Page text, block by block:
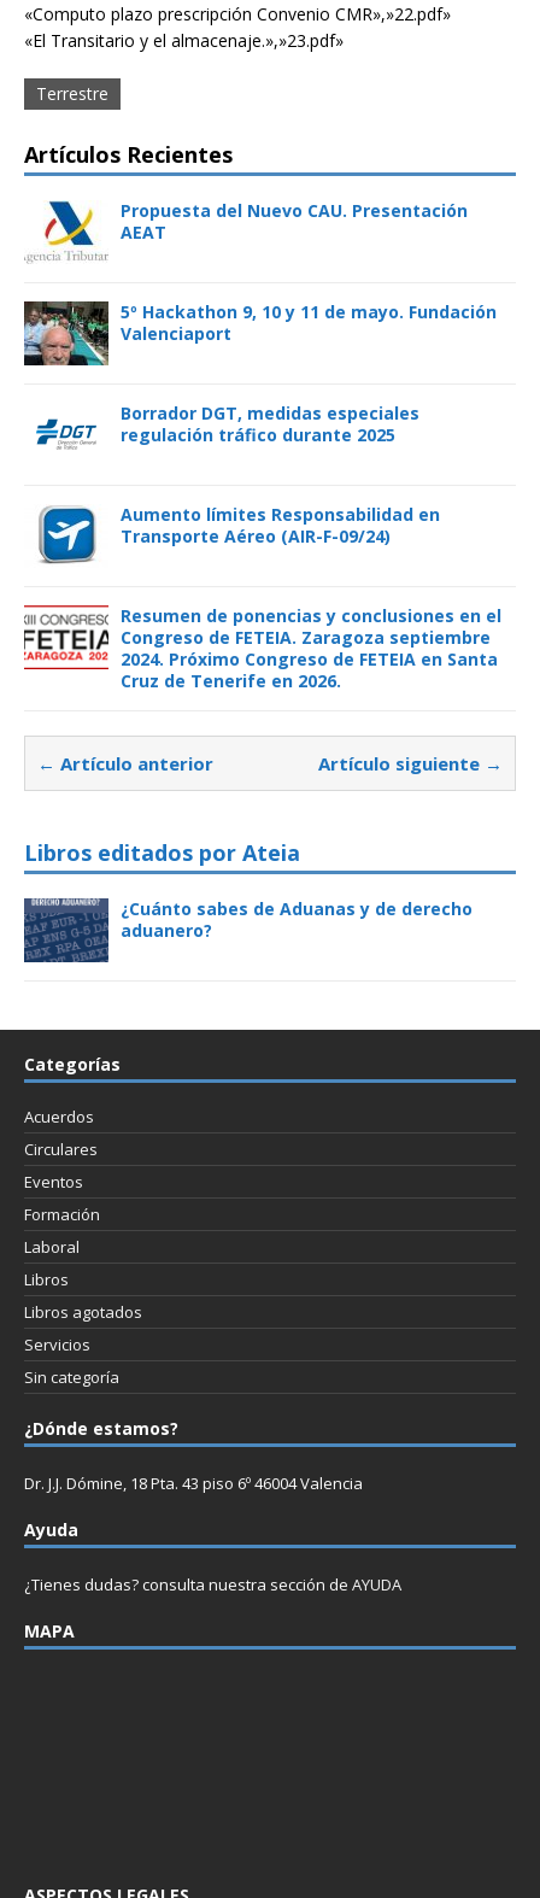
«Computo plazo prescripción Convenio CMR»,»22.pdf»
«El Transitario y el almacenaje.»,»23.pdf»
Terrestre
Artículos Recientes
Propuesta del Nuevo CAU. Presentación
AEAT
5º Hackathon 9, 10 y 11 de mayo. Fundación
Valenciaport
Borrador DGT, medidas especiales
regulación tráfico durante 2025
Aumento límites Responsabilidad en
Transporte Aéreo (AIR-F-09/24)
Resumen de ponencias y conclusiones en el
Congreso de FETEIA. Zaragoza septiembre
2024. Próximo Congreso de FETEIA en Santa
Cruz de Tenerife en 2026.
← Artículo anterior Artículo siguiente →
Libros editados por Ateia
¿Cuánto sabes de Aduanas y de derecho
aduanero?
Categorías
Acuerdos
Circulares
Eventos
Formación
Laboral
Libros
Libros agotados
Servicios
Sin categoría
¿Dónde estamos?
Dr. J.J. Dómine, 18 Pta. 43 piso 6º 46004 Valencia
Ayuda
¿Tienes dudas? consulta nuestra sección de AYUDA
MAPA